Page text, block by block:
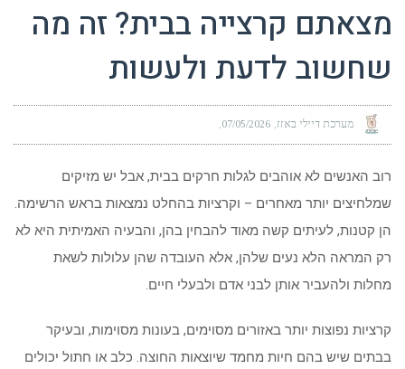
מצאתם קרצייה בבית? זה מה
שחשוב לדעת ולעשות
מערכת דיילי באזז 07/05/2026
רוב האנשים לא אוהבים לגלות חרקים בבית, אבל יש מזיקים
שמלחיצים יותר מאחרים – וקרציות בהחלט נמצאות בראש הרשימה.
הן קטנות, לעיתים קשה מאוד להבחין בהן, והבעיה האמיתית היא לא
רק המראה הלא נעים שלהן, אלא העובדה שהן עלולות לשאת
מחלות ולהעביר אותן לבני אדם ולבעלי חיים.
קרציות נפוצות יותר באזורים מסוימים, בעונות מסוימות, ובעיקר
בבתים שיש בהם חיות מחמד שיוצאות החוצה. כלב או חתול יכולים